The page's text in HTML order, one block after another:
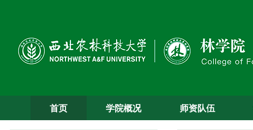
首页 学院概况 师资队伍